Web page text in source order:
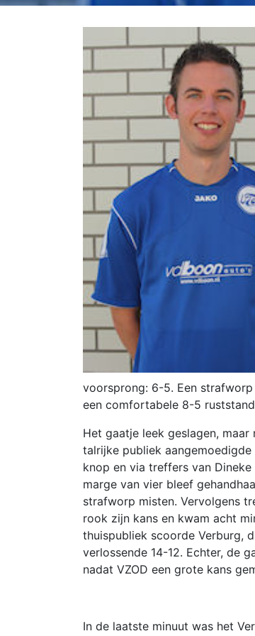
voorsprong: 6-5. Een
een comfortabele 8-5
Het gaatje leek geslagen,
talrijke publiek
knop en via treffers van
marge van vier bleef
strafworp misten. Vervolgens
rook zijn kans en kwam acht
thuispubliek scoorde Verburg,
verlossende 14-12. Echter, de
nadat VZOD een grote kans
In de laatste minuut was het